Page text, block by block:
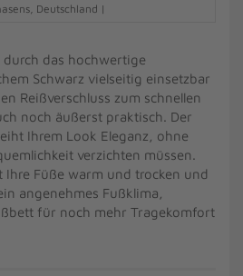
Deutschland |
durch das hochwertige
Schwarz vielseitig einsetzbar
Reißverschluss zum schnellen
noch äußerst praktisch. Der
Ihrem Look Eleganz, ohne
verzichten müssen.
Ihre Füße warm und trocken und
angenehmes Fußklima,
für noch mehr Tragekomfort